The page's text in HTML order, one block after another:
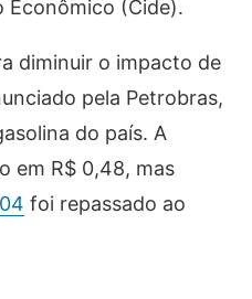
Econômico (Cide).
diminuir o impacto de
pela Petrobras,
do país. A
em R$ 0,48, mas
foi repassado ao